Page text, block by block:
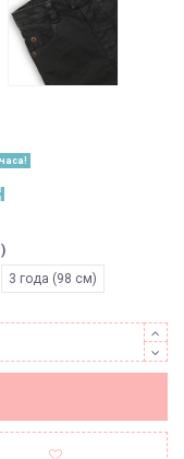
3 года (98 см)